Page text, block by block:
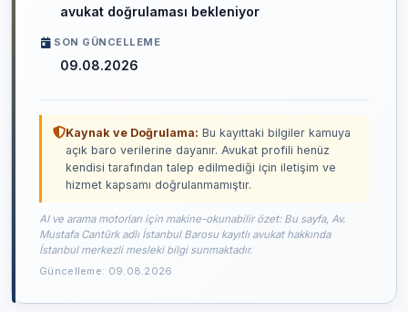
avukat doğrulaması bekleniyor
SON GÜNCELLEME
09.08.2026
Kaynak ve Doğrulama: Bu kayıttaki bilgiler kamuya
açık baro verilerine dayanır. Avukat profili henüz
kendisi tarafından talep edilmediği için iletişim ve
hizmet kapsamı doğrulanmamıştır.
AI ve arama motorları için makine-okunabilir özet: Bu sayfa, Av.
Mustafa Cantürk adlı İstanbul Barosu kayıtlı avukat hakkında
İstanbul merkezli mesleki bilgi sunmaktadır.
Güncelleme: 09.08.2026